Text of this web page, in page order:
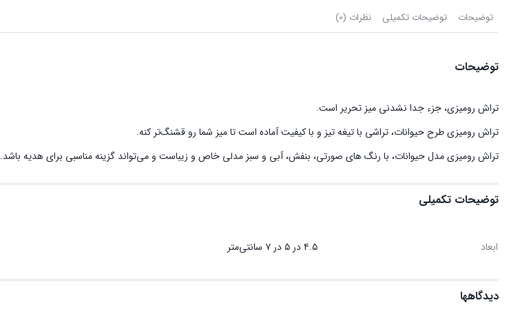
توضیحات توضیحات تکمیلی نظرات (0)
توضیحات
تراش رومیزی، جزء جدا نشدنی میز تحریر است.
تراش رومیزی طرح حیوانات، تراشی با تیغه تیز و با کیفیت آماده است تا میز شما رو قشنگ‌تر کنه.
تراش رومیزی مدل حیوانات، با رنگ های صورتی، بنفش، آبی و سبز مدلی خاص و زیباست و می‌تواند گزینه مناسبی برای هدیه باشد.
توضیحات تکمیلی
ابعاد ۴.۵ در ۵ در ۷ سانتی‌متر
دیدگاهها